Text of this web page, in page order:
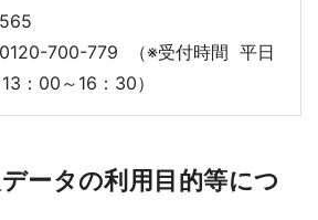
700-779 （※受付時間 平日
：00～16：30）
ータの利用目的等につ